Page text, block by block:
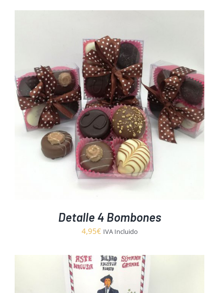
Detalle 4 Bombones
4,95€ IVA Incluido